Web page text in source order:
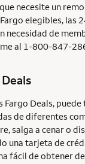
necesite un
elegibles, las
necesidad de
al 1-800-847-
Fargo Deals, puede
de diferentes
salga a cenar o
una tarjeta de
fácil de obtener